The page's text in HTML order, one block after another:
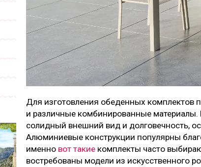
Для изготовления обеденных комплектов
и различные комбинированные материалы.
солидный внешний вид и долговечность,
Алюминиевые конструкции популярны
именно вот такие комплекты часто
востребованы модели из искусственного